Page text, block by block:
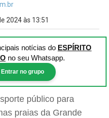
2024 às 13:51
notícias do ESPÍRITO
no seu Whatsapp.
Entrar no grupo
público para
praias da Grande